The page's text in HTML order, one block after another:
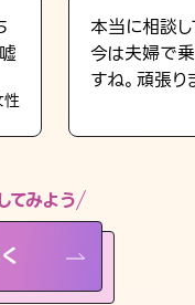
本当に相談し
今は夫婦で
すね。頑張り
てみよう